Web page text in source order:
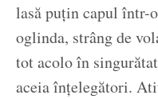
lasă puțin capul într-
oglinda, strâng de
tot acolo în
aceia înțelegători.